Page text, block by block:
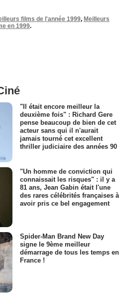
films de l'année 1999, Meilleurs
en 1999.
"Il était encore meilleur la
deuxième fois" : Richard Gere
pense beaucoup de bien de cet
acteur sans qui il n'aurait
jamais tourné cet excellent
thriller judiciaire des années 90
"Un homme de conviction qui
connaissait les risques" : il y a
81 ans, Jean Gabin était l'une
des rares célébrités françaises à
avoir pris ce bel engagement
Spider-Man Brand New Day
signe le 9ème meilleur
démarrage de tous les temps en
France !